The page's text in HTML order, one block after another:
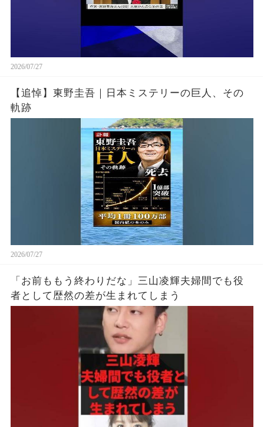
2026/07/27
【追悼】東野圭吾｜日本ミステリーの巨人、その
軌跡
2026/07/27
「お前ももう終わりだな」三山凌輝夫婦間でも役
者として歴然の差が生まれてしまう